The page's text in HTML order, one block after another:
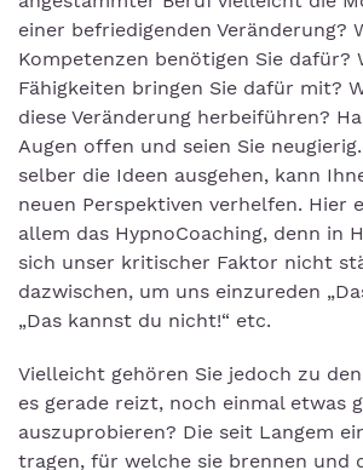
einer befriedigenden Veränderung?
Kompetenzen benötigen Sie dafür?
Fähigkeiten bringen Sie dafür mit?
diese Veränderung herbeiführen?
Augen offen und seien Sie
selber die Ideen ausgehen, kann
neuen Perspektiven verhelfen. Hier
allem das HypnoCoaching, denn in
sich unser kritischer Faktor nicht
dazwischen, um uns einzureden
„Das kannst du nicht!“ etc.
Vielleicht gehören Sie jedoch zu
es gerade reizt, noch einmal etwas
auszuprobieren? Die seit Langem
tragen, für welche sie brennen und